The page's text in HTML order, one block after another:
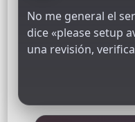
No me general el
dice «please setup
una revisión,